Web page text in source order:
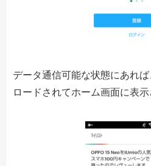
データ通信可能な状態にあれ
ロードされてホーム画面に表示